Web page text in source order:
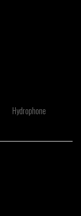
Hydrophone